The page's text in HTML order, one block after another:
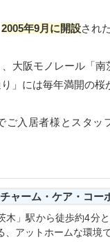
2005年9月に開設され
大阪モノレール「
」には毎年満開の桜
ご入居者様とスタ
ャーム・ケア・コー
木」駅から徒歩約4分
、アットホームな環境で